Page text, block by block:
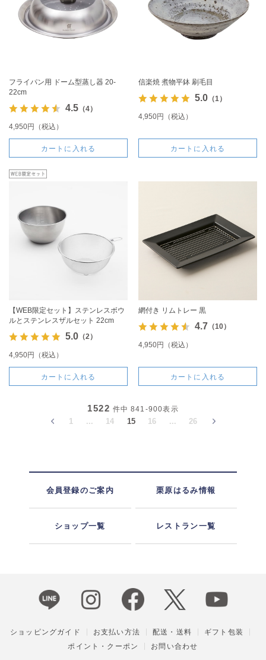
フライパン用 ドーム型蒸し器 20-
22cm
4.5（4）
4,950円（税込）
カートに入れる
信楽焼 煮物平鉢 刷毛目
5.0（1）
4,950円（税込）
カートに入れる
【WEB限定セット】ステンレスボウ
ルとステンレスザルセット 22cm
5.0（2）
4,950円（税込）
カートに入れる
網付き リムトレー 黒
4.7 （10）
4,950円（税込）
カートに入れる
1522 件中 841-900表示
1 ... 14 15 16 ... 26
会員登録のご案内 栗原はるみ情報
ショップ一覧 レストラン一覧
ショッピングガイド お支払い方法 配送・送料
ギフト包装
ポイント・クーポン
お問い合わせ